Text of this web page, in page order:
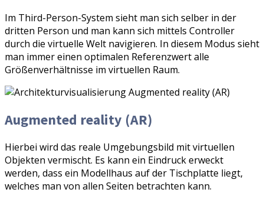
Im Third-Person-System sieht man sich selber in der
dritten Person und man kann sich mittels Controller
durch die virtuelle Welt navigieren. In diesem Modus sieht
man immer einen optimalen Referenzwert alle
Größenverhältnisse im virtuellen Raum.
Augmented reality (AR)
Hierbei wird das reale Umgebungsbild mit virtuellen
Objekten vermischt. Es kann ein Eindruck erweckt
werden, dass ein Modellhaus auf der Tischplatte liegt,
welches man von allen Seiten betrachten kann.